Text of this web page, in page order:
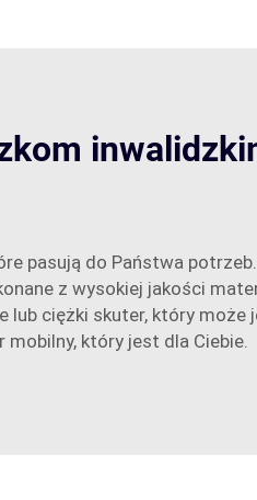
pasują do Państwa
z wysokiej jakości
ciężki skuter, który może
który jest dla Ciebie.